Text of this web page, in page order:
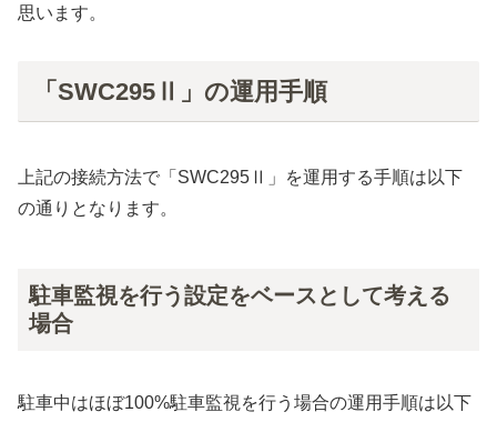
思います。
「SWC295Ⅱ」の運用手順
上記の接続方法で「SWC295Ⅱ」を運用する手順は以下
の通りとなります。
駐車監視を行う設定をベースとして考える
場合
駐車中はほぼ100%駐車監視を行う場合の運用手順は以下